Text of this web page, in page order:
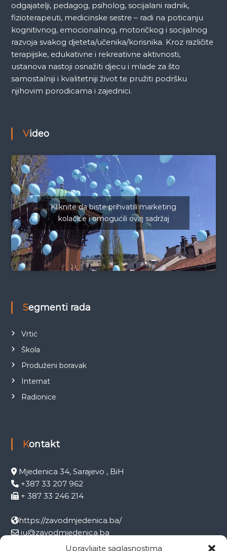
Upravljajte saglasnostima
odgajatelji, pedagog, psiholog, socijalani radnik,
fizioterapeuti, medicinske sestre – radi na poticanju
kognitivnog, emocionalnog, motoričkog i socijalnog
razvoja svakog djeteta/učenika/korisnika. Kroz različite
terapijske, edukativne i rekreativne aktivnosti,
ustanova nastoji osnažiti djecu i mlade za što
samostalniji i kvalitetniji život te pružiti podršku
njihovim porodicama i zajednici.
Video
Kliknite da biste prihvatili marketing
kolačiće i omogućili ovaj sadržaj
Segmenti rada
Vrtić
Škola
Produženi boravak
Internat
Radionice
Kontakt
Mjedenica 34, Sarajevo , BiH
+387 33 207 962
+ 387 33 246 214
https://zavodmjedenica.ba/
ju@zavodmjedenica.ba
info@zamjed.edu.ba